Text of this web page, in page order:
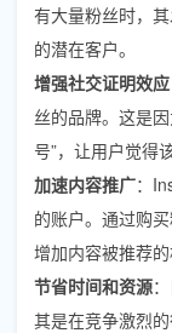
有大量粉丝时，
的潜在客户。
增强社交证明效应
丝的品牌。这是
号”，让用户觉得
加速内容推广：
的账户。通过购
增加内容被推荐的
节省时间和资源
其是在竞争激烈